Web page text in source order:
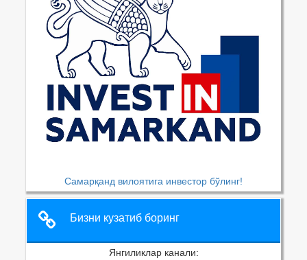
Самарқанд вилоятига инвестор бўлинг!
Бизни кузатиб боринг
Янгиликлар канали: